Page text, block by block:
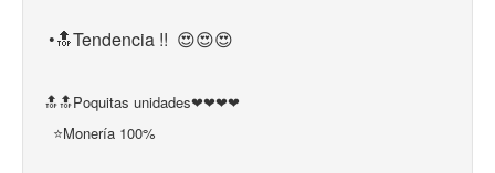
•🔝Tendencia !! 😍😍😍
🔝🔝Poquitas unidades❤❤❤❤
⭐Monería 100%